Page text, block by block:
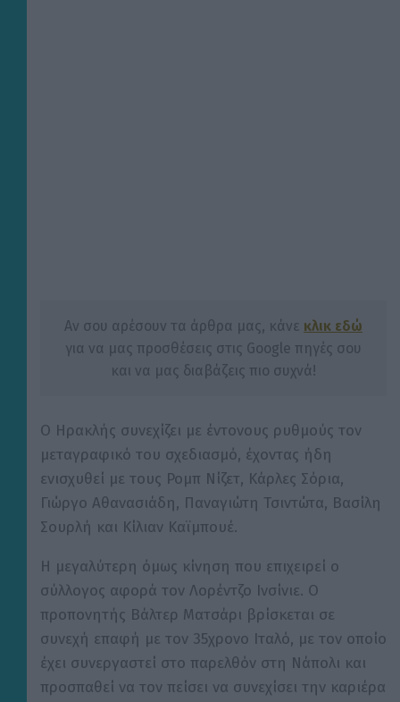
Αν σου αρέσουν τα άρθρα μας, κάνε κλικ εδώ
για να μας προσθέσεις στις Google πηγές σου
και να μας διαβάζεις πιο συχνά!
Ο Ηρακλής συνεχίζει με έντονους ρυθμούς τον
μεταγραφικό του σχεδιασμό, έχοντας ήδη
ενισχυθεί με τους Ρομπ Νίζετ, Κάρλες Σόρια,
Γιώργο Αθανασιάδη, Παναγιώτη Τσιντώτα, Βασίλη
Σουρλή και Κίλιαν Καϊμπουέ.
Η μεγαλύτερη όμως κίνηση που επιχειρεί ο
σύλλογος αφορά τον Λορέντζο Ινσίνιε. Ο
προπονητής Βάλτερ Ματσάρι βρίσκεται σε
συνεχή επαφή με τον 35χρονο Ιταλό, με τον οποίο
έχει συνεργαστεί στο παρελθόν στη Νάπολι και
προσπαθεί να τον πείσει να συνεχίσει την καριέρα